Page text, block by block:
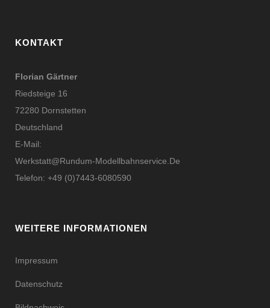
KONTAKT
Florian Gärtner
Riedsteige 16
72280 Dornstetten
Deutschland
E-Mail:
Werkstatt@rundum-Modellbahnservice.de
Telefon: +49 (0)7443-6080590
WEITERE INFORMATIONEN
Impressum
Datenschutz